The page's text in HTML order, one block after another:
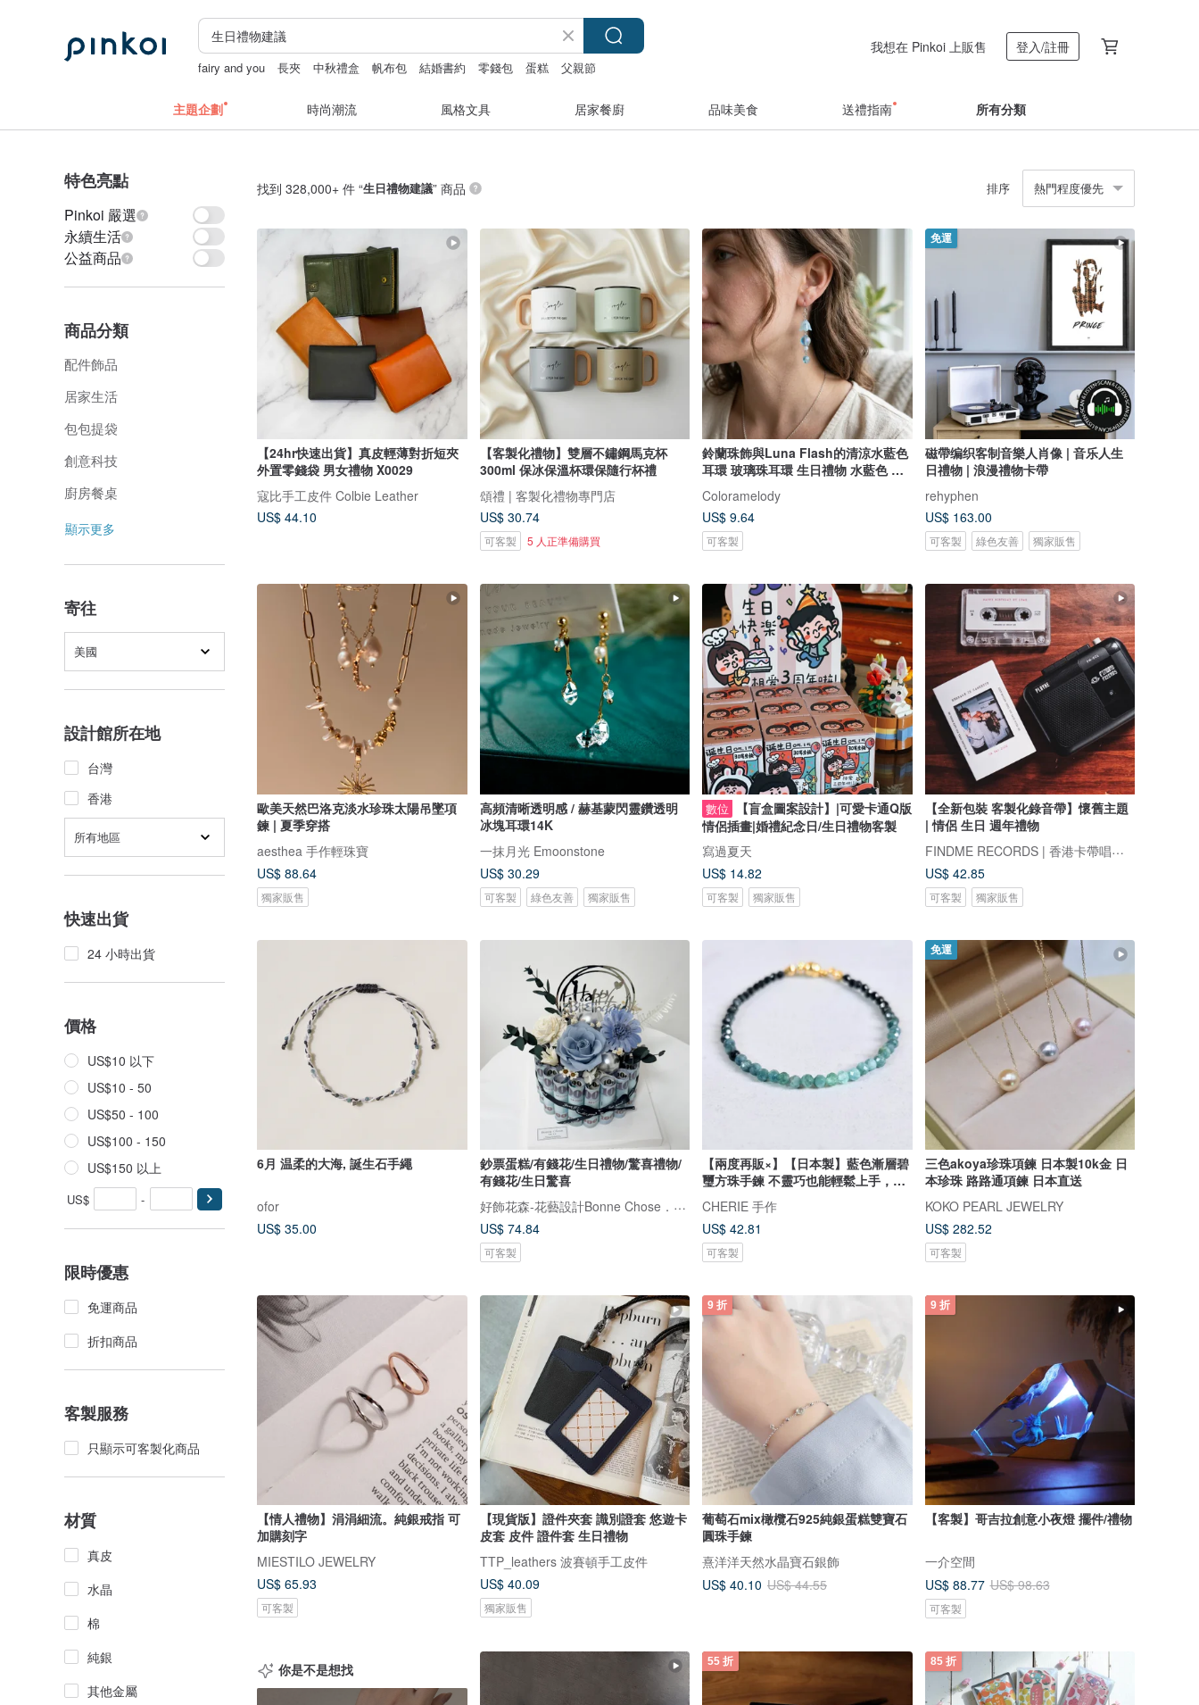
fairy and you 長夾 中秋禮盒 帆布包 結婚書約 零錢包 蛋糕 父親節
我想在 Pinkoi 上販售 登入/註冊
主題企劃 時尚潮流 風格文具 居家餐廚 品味美食 送禮指南 所有分類
特色亮點
Pinkoi 嚴選
永續生活
公益商品
商品分類
配件飾品
居家生活
包包提袋
創意科技
廚房餐桌
顯示更多
寄往
美國
設計館所在地
台灣
香港
所有地區
快速出貨
24 小時出貨
價格
US$10 以下
US$10 - 50
US$50 - 100
US$100 - 150
US$150 以上
US$ -
限時優惠
免運商品
折扣商品
客製服務
只顯示可客製化商品
材質
真皮
水晶
棉
純銀
其他金屬
找到 328,000+ 件 “生日禮物建議” 商品 排序 熱門程度優先
【24hr快速出貨】真皮輕薄對折短夾
外置零錢袋 男女禮物 X0029
寇比手工皮件 Colbie Leather
US$ 44.10
【客製化禮物】雙層不鏽鋼馬克杯
300ml 保冰保溫杯環保隨行杯禮
頌禮 | 客製化禮物專門店
US$ 30.74
可客製 5 人正準備購買
鈴蘭珠飾與Luna Flash的清涼水藍色
耳環 玻璃珠耳環 生日禮物 水藍色 鈴
Coloramelody
US$ 9.64
可客製
免運
磁帶编织客制音樂人肖像 | 音乐人生
日禮物 | 浪漫禮物卡帶
rehyphen
US$ 163.00
可客製 綠色友善 獨家販售
歐美天然巴洛克淡水珍珠太陽吊墜項
鍊 | 夏季穿搭
aesthea 手作輕珠寶
US$ 88.64
獨家販售
高頻清晰透明感 / 赫基蒙閃靈鑽透明
冰塊耳環14K
一抹月光 Emoonstone
US$ 30.29
可客製 綠色友善 獨家販售
數位
【盲盒圖案設計】|可愛卡通Q版
情侶插畫|婚禮紀念日/生日禮物客製
寫過夏天
US$ 14.82
可客製 獨家販售
【全新包裝 客製化錄音帶】懷舊主題
| 情侶 生日 週年禮物
FINDME RECORDS | 香港卡帶唱片生活店
US$ 42.85
可客製 獨家販售
6月 温柔的大海, 誕生石手繩
ofor
US$ 35.00
鈔票蛋糕/有錢花/生日禮物/驚喜禮物/
有錢花/生日驚喜
好飾花森-花藝設計Bonne Chose．Floral Art
US$ 74.84
可客製
【兩度再販×】【日本製】藍色漸層碧
璽方珠手鍊 不靈巧也能輕鬆上手，零
壓力一觸即成式佩戴
CHERIE 手作
US$ 42.81
可客製
免運
三色akoya珍珠項鍊 日本製10k金 日
本珍珠 路路通項鍊 日本直送
KOKO PEARL JEWELRY
US$ 282.52
可客製
【情人禮物】涓涓細流。純銀戒指 可
加購刻字
MIESTILO JEWELRY
US$ 65.93
可客製
【現貨版】證件夾套 識別證套 悠遊卡
皮套 皮件 證件套 生日禮物
TTP_leathers 波賽頓手工皮件
US$ 40.09
獨家販售
9 折
葡萄石mix橄欖石925純銀蛋糕雙寶石
圓珠手鍊
熹洋洋天然水晶寶石銀飾
US$ 40.10 US$ 44.55
9 折
【客製】哥吉拉創意小夜燈 擺件/禮物
一介空間
US$ 88.77 US$ 98.63
可客製
你是不是想找 55 折 85 折